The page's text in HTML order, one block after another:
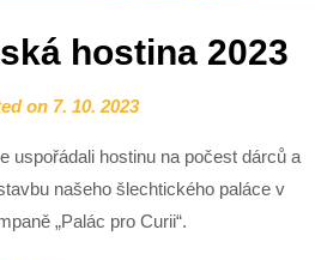
hostina 2023
on 7. 10. 2023
uspořádali hostinu na počest dárců a
našeho šlechtického paláce v
„Palác pro Curii“.